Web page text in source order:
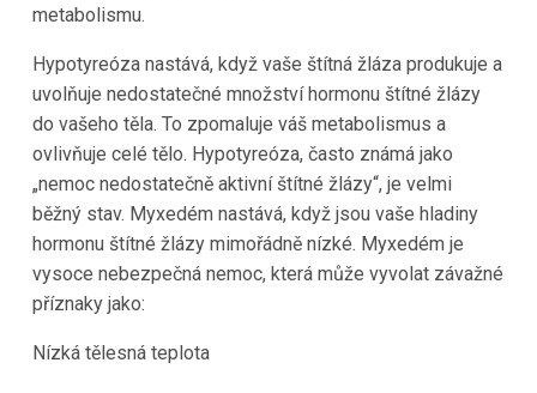
metabolismu.
Hypotyreóza nastává, když vaše štítná žláza produkuje a
uvolňuje nedostatečné množství hormonu štítné žlázy
do vašeho těla. To zpomaluje váš metabolismus a
ovlivňuje celé tělo. Hypotyreóza, často známá jako
„nemoc nedostatečně aktivní štítné žlázy“, je velmi
běžný stav. Myxedém nastává, když jsou vaše hladiny
hormonu štítné žlázy mimořádně nízké. Myxedém je
vysoce nebezpečná nemoc, která může vyvolat závažné
příznaky jako:
Nízká tělesná teplota